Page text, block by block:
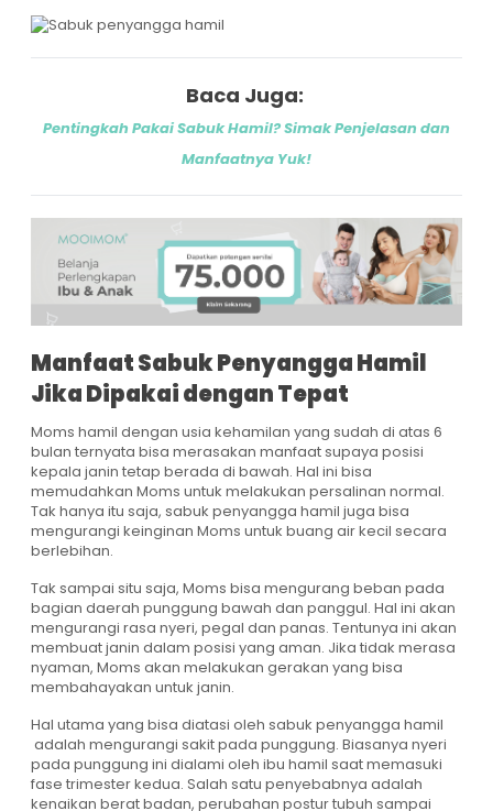
Baca Juga:
Pentingkah Pakai Sabuk Hamil? Simak Penjelasan dan
Manfaatnya Yuk!
Manfaat Sabuk Penyangga Hamil
Jika Dipakai dengan Tepat
Moms hamil dengan usia kehamilan yang sudah di atas 6
bulan ternyata bisa merasakan manfaat supaya posisi
kepala janin tetap berada di bawah. Hal ini bisa
memudahkan Moms untuk melakukan persalinan normal.
Tak hanya itu saja, sabuk penyangga hamil juga bisa
mengurangi keinginan Moms untuk buang air kecil secara
berlebihan.
Tak sampai situ saja, Moms bisa mengurang beban pada
bagian daerah punggung bawah dan panggul. Hal ini akan
mengurangi rasa nyeri, pegal dan panas. Tentunya ini akan
membuat janin dalam posisi yang aman. Jika tidak merasa
nyaman, Moms akan melakukan gerakan yang bisa
membahayakan untuk janin.
Hal utama yang bisa diatasi oleh sabuk penyangga hamil
adalah mengurangi sakit pada punggung. Biasanya nyeri
pada punggung ini dialami oleh ibu hamil saat memasuki
fase trimester kedua. Salah satu penyebabnya adalah
kenaikan berat badan, perubahan postur tubuh sampai